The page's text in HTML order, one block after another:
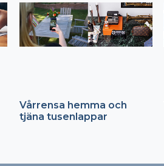
Vårrensa hemma och
tjäna tusenlappar